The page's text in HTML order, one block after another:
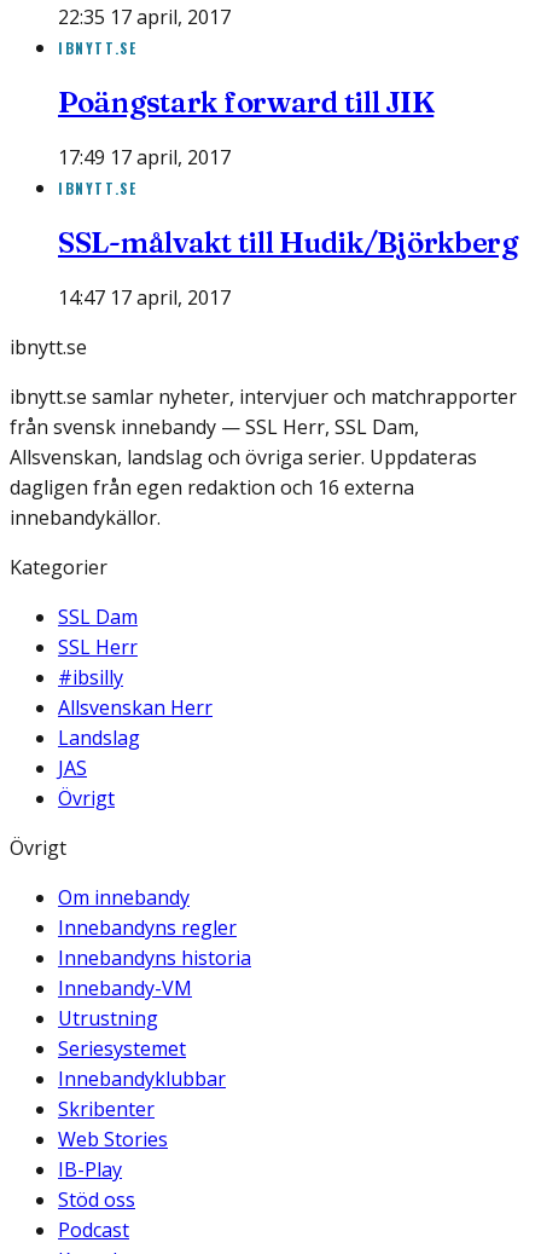
22:35 17 april, 2017
IBNYTT.SE
Poängstark forward till JIK
17:49 17 april, 2017
IBNYTT.SE
SSL-målvakt till Hudik/Björkberg
14:47 17 april, 2017
ibnytt.se
ibnytt.se samlar nyheter, intervjuer och matchrapporter
från svensk innebandy — SSL Herr, SSL Dam,
Allsvenskan, landslag och övriga serier. Uppdateras
dagligen från egen redaktion och 16 externa
innebandykällor.
Kategorier
SSL Dam
SSL Herr
#ibsilly
Allsvenskan Herr
Landslag
JAS
Övrigt
Övrigt
Om innebandy
Innebandyns regler
Innebandyns historia
Innebandy-VM
Utrustning
Seriesystemet
Innebandyklubbar
Skribenter
Web Stories
IB-Play
Stöd oss
Podcast